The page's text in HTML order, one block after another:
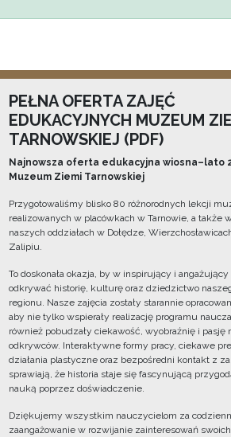
PEŁNA OFERTA ZAJĘĆ
EDUKACYJNYCH MUZEUM
TARNOWSKIEJ (PDF)
Najnowsza oferta edukacyjna wiosna–lato
Muzeum Ziemi Tarnowskiej
Przygotowaliśmy blisko 80 różnorodnych lekcji
realizowanych w placówkach w Tarnowie, a także
naszych oddziałach w Dołędze,
Zalipiu.
To doskonała okazja, by w inspirujący i angażujący
odkrywać historię, kulturę oraz dziedzictwo
regionu. Nasze zajęcia zostały starannie
aby nie tylko wspierały realizację programu
również pobudzały ciekawość, wyobraźnię i pasję
odkrywców. Interaktywne formy pracy, ciekawe
działania plastyczne oraz bezpośredni kontakt z
sprawiają, że historia staje się fascynującą
nauką poprzez doświadczenie.
Dziękujemy wszystkim nauczycielom za
zaangażowanie w rozwijanie zainteresowań swoich